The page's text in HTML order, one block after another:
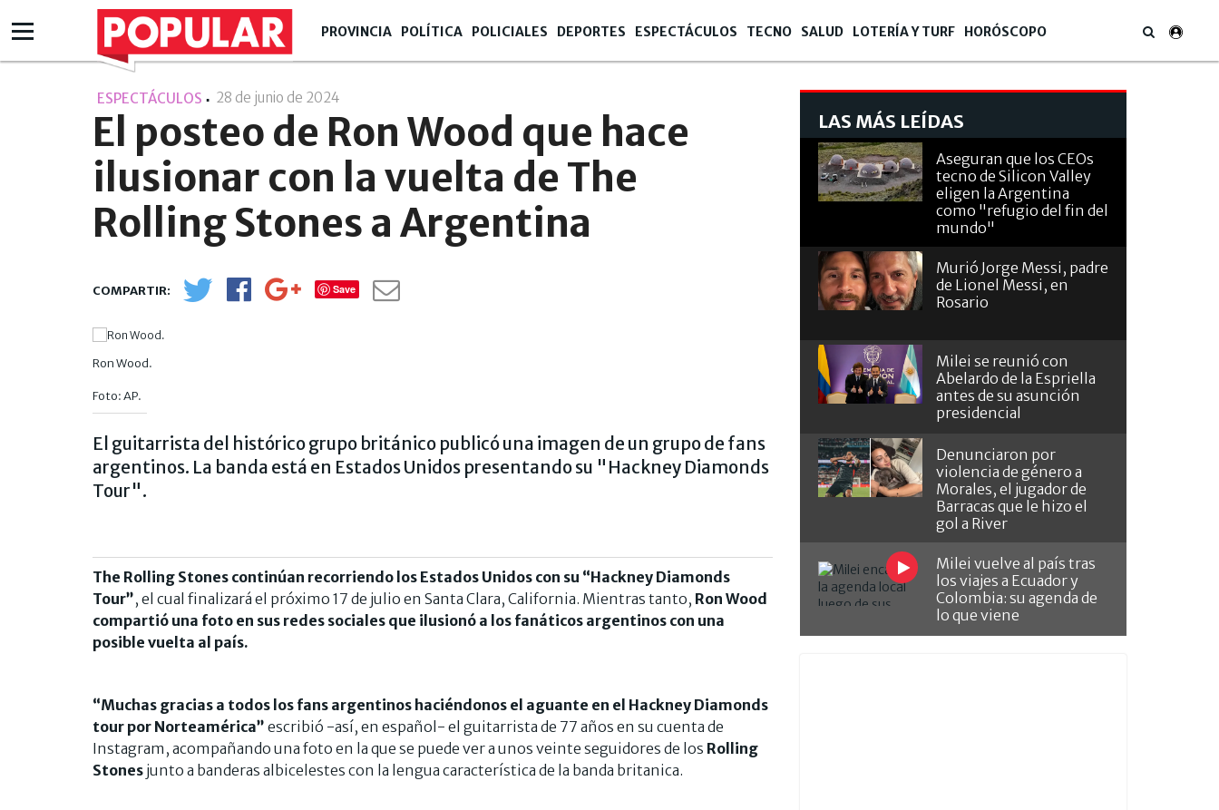
PROVINCIA POLÍTICA POLICIALES DEPORTES ESPECTÁCULOS TECNO SALUD LOTERÍA Y TURF HORÓSCOPO
ESPECTÁCULOS 28 de junio de 2024
El posteo de Ron Wood que hace
ilusionar con la vuelta de The
Rolling Stones a Argentina
Save
Ron Wood.
Foto: AP.
El guitarrista del histórico grupo británico publicó una imagen de un grupo de fans
argentinos. La banda está en Estados Unidos presentando su "Hackney Diamonds
Tour".
The Rolling Stones continúan recorriendo los Estados Unidos con su “Hackney Diamonds
Tour”, el cual finalizará el próximo 17 de julio en Santa Clara, California. Mientras tanto, Ron Wood
compartió una foto en sus redes sociales que ilusionó a los fanáticos argentinos con una
posible vuelta al país.
“Muchas gracias a todos los fans argentinos haciéndonos el aguante en el Hackney Diamonds
tour por Norteamérica” escribió -así, en español- el guitarrista de 77 años en su cuenta de
Instagram, acompañando una foto en la que se puede ver a unos veinte seguidores de los Rolling
Stones junto a banderas albicelestes con la lengua característica de la banda britanica.
LAS MÁS LEÍDAS
Aseguran que los CEOs
tecno de Silicon Valley
eligen la Argentina
como "refugio del fin del
mundo"
Murió Jorge Messi, padre
de Lionel Messi, en
Rosario
Milei se reunió con
Abelardo de la Espriella
antes de su asunción
presidencial
Denunciaron por
violencia de género a
Morales, el jugador de
Barracas que le hizo el
gol a River
Milei vuelve al país tras
los viajes a Ecuador y
Colombia: su agenda de
lo que viene